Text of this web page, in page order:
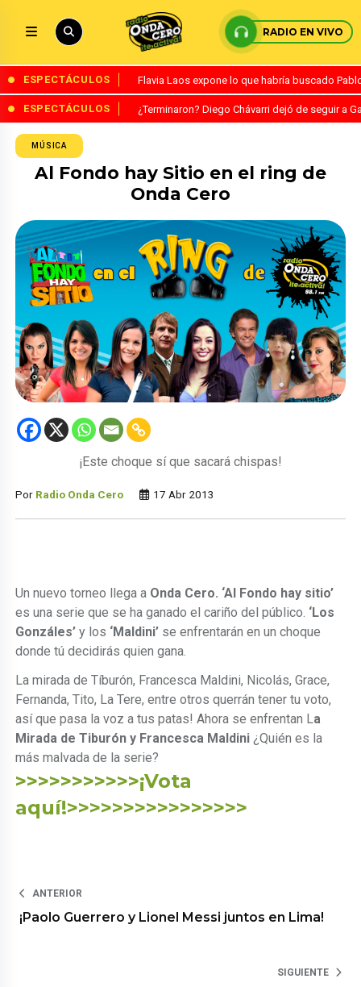
RADIO EN VIVO
ESPECTÁCULOS Flavia Laos expone lo que habría buscado
ESPECTÁCULOS ¿Terminaron? Diego Chávarri dejó de seguir a
MÚSICA
Al Fondo hay Sitio en el ring de
Onda Cero
¡Este choque sí que sacará chispas!
Por Radio Onda Cero 17 Abr 2013
Un nuevo torneo llega a Onda Cero. ‘Al Fondo hay sitio’
es una serie que se ha ganado el cariño del público. ‘Los
Gonzáles’ y los ‘Maldini’ se enfrentarán en un choque
donde tú decidirás quien gana.
La mirada de Tíburón, Francesca Maldini, Nicolás, Grace,
Fernanda, Tito, La Tere, entre otros querrán tener tu voto,
así que pasa la voz a tus patas! Ahora se enfrentan La
Mirada de Tiburón y Francesca Maldini ¿Quién es la
más malvada de la serie?
>>>>>>>>>>>¡Vota
aquí!>>>>>>>>>>>>>>>>
ANTERIOR
¡Paolo Guerrero y Lionel Messi juntos en Lima!
SIGUIENTE